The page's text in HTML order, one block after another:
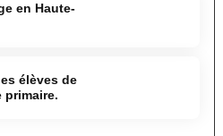
en Haute-
élèves de
primaire.